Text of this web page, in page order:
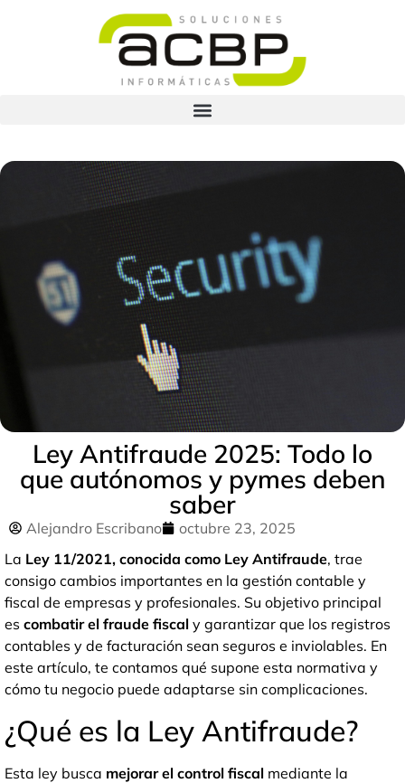
Ley Antifraude 2025: Todo lo
que autónomos y pymes deben
saber
Alejandro Escribano
octubre 23, 2025
La Ley 11/2021, conocida como Ley Antifraude, trae
consigo cambios importantes en la gestión contable y
fiscal de empresas y profesionales. Su objetivo principal
es combatir el fraude fiscal y garantizar que los registros
contables y de facturación sean seguros e inviolables. En
este artículo, te contamos qué supone esta normativa y
cómo tu negocio puede adaptarse sin complicaciones.
¿Qué es la Ley Antifraude?
Esta ley busca mejorar el control fiscal mediante la